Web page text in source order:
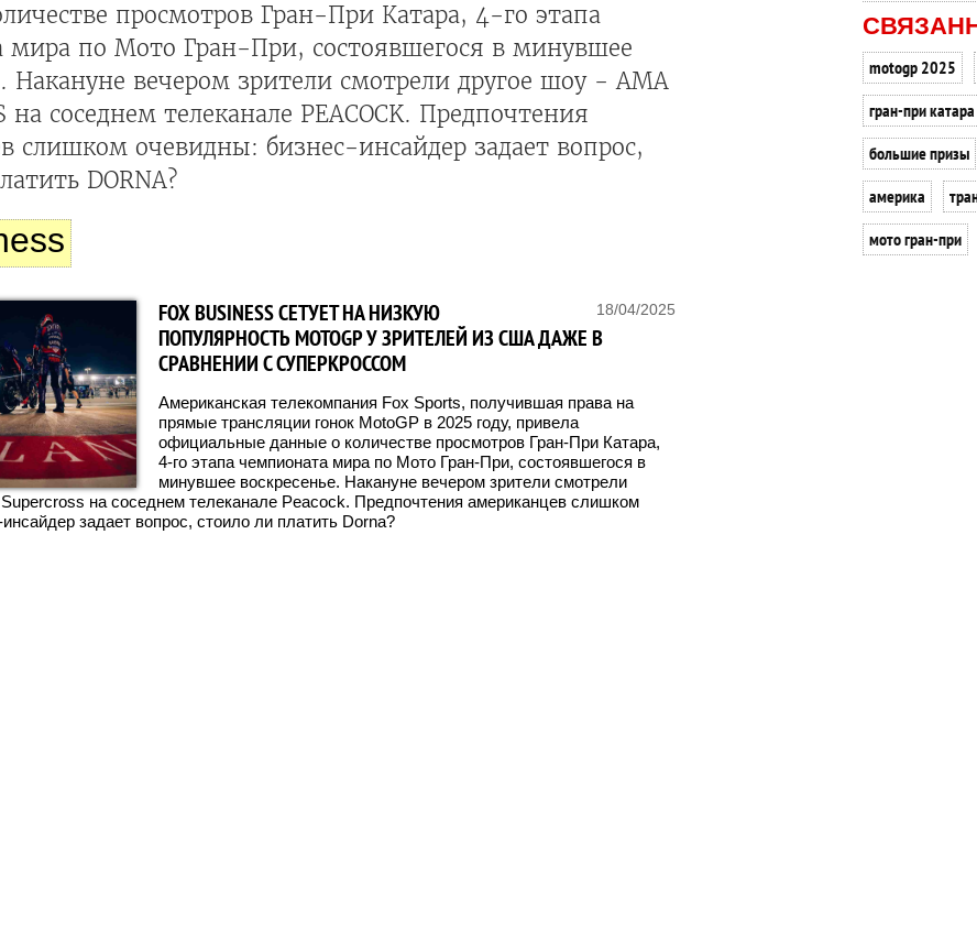
просмотров Гран-При Катара, 4-го этапа
мира по Мото Гран-При, состоявшегося в минувшее
Накануне вечером зрители смотрели другое шоу - AMA
на соседнем телеканале PEACOCK. Предпочтения
слишком очевидны: бизнес-инсайдер задает вопрос,
DORNA?
18/04/2025
FOX BUSINESS СЕТУЕТ НА НИЗКУЮ
ПОПУЛЯРНОСТЬ MOTOGP У ЗРИТЕЛЕЙ ИЗ США ДАЖЕ В
СРАВНЕНИИ С СУПЕРКРОССОМ
Американская телекомпания Fox Sports, получившая права на
прямые трансляции гонок MotoGP в 2025 году, привела
официальные данные о количестве просмотров Гран-При Катара,
4-го этапа чемпионата мира по Мото Гран-При, состоявшегося в
минувшее воскресенье. Накануне вечером зрители смотрели
на соседнем телеканале Peacock. Предпочтения американцев слишком
задает вопрос, стоило ли платить Dorna?
motogp 2025
гран-при катара
большие призы
америка
мото гран-при